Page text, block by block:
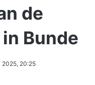
de
Bunde
2025, 20:25